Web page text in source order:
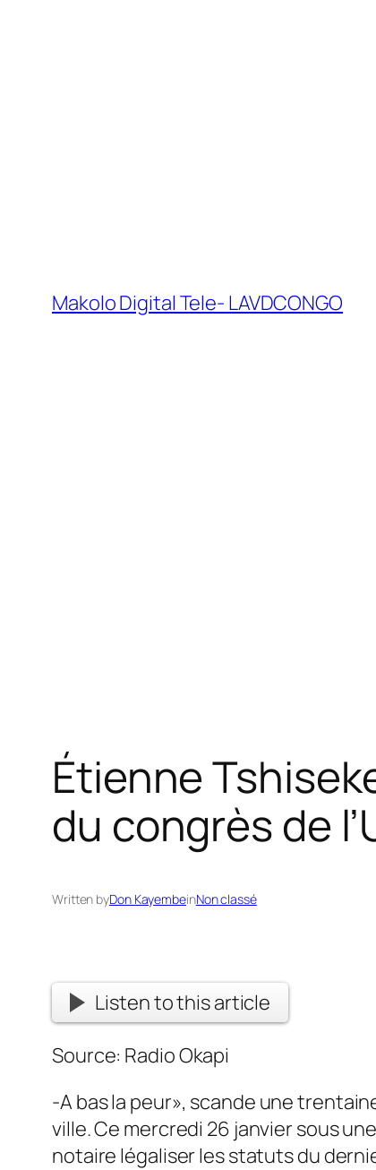
Makolo Digital Tele- LAVDCONGO
Étienne
du congrès de
Written byDon KayembeinNon classé
Listen to this article
Source: Radio Okapi
-A bas la peur», scande une
ville. Ce mercredi 26 janvier sous
notaire légaliser les statuts du